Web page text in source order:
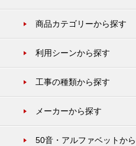
商品カテゴリーから探す
利用シーンから探す
工事の種類から探す
メーカーから探す
50音・アルファベットか